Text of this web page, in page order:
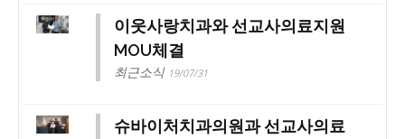
이웃사랑치과와 선교사의료지원
MOU체결
최근소식 19/07/31
슈바이처치과의원과 선교사의료